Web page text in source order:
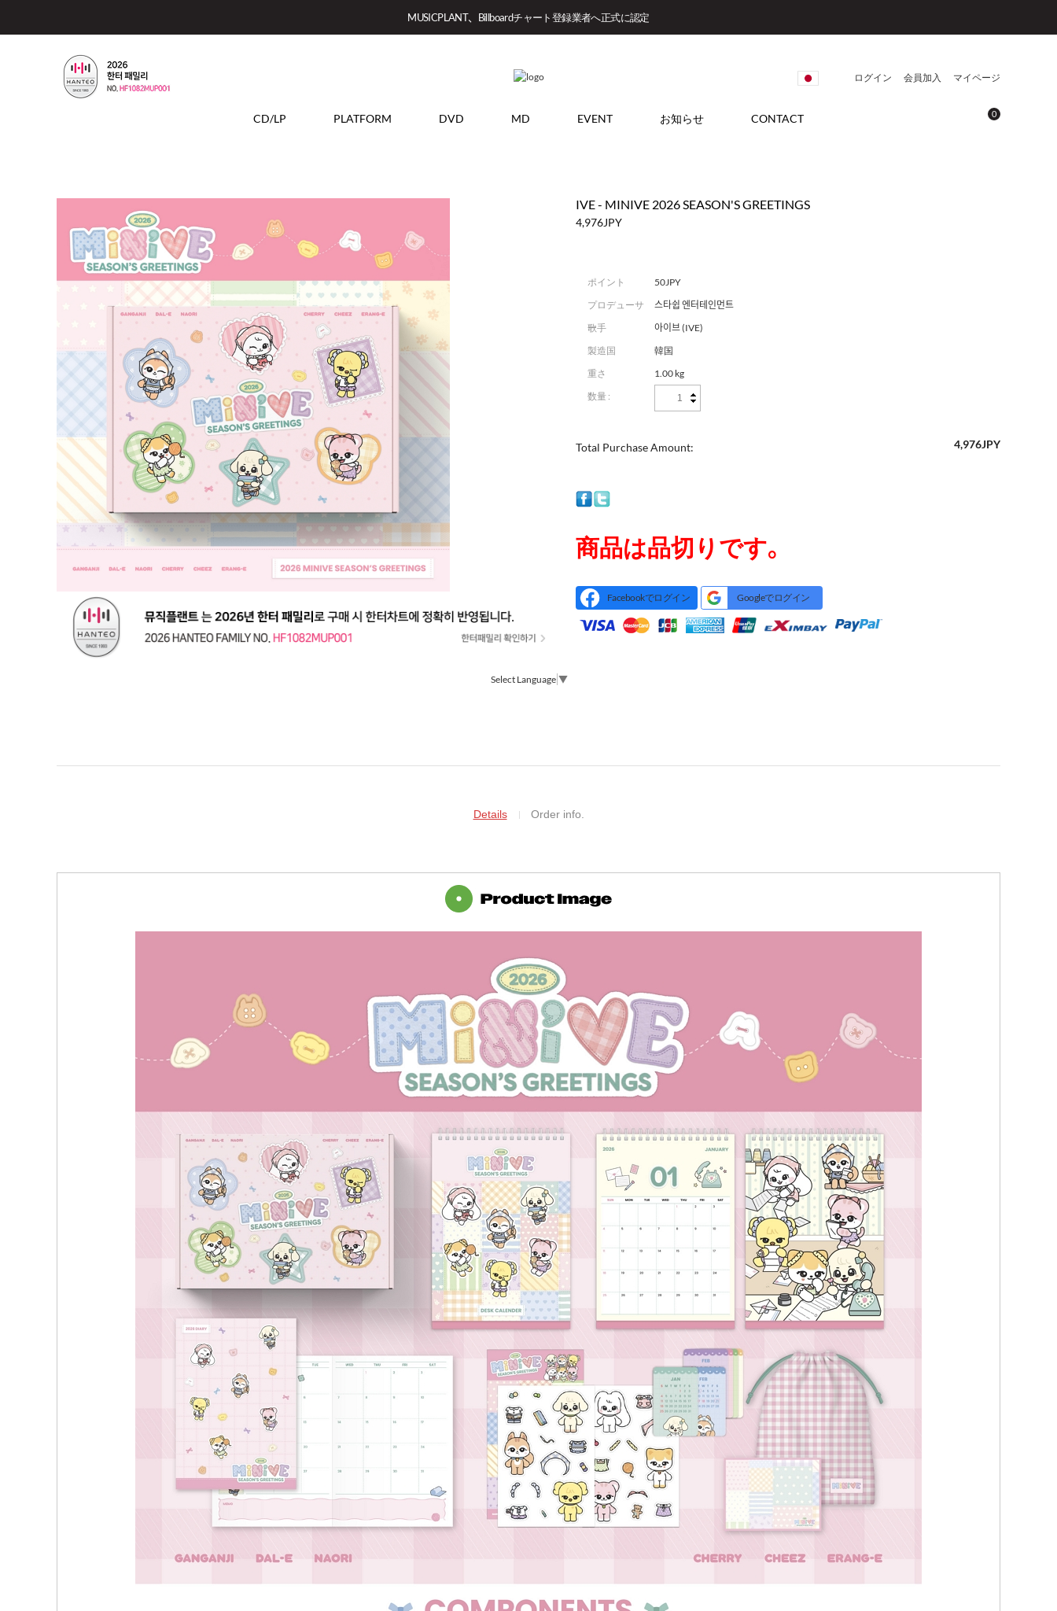
MUSICPLANT、Billboardチャート登録業者へ正式に認定
ログイン 会員加入 マイページ
CD/LP PLATFORM DVD MD EVENT お知らせ CONTACT 0
IVE - MINIVE 2026 SEASON'S GREETINGS
4,976JPY
ポイント
50JPY
プロデューサ
ー
스타쉽 엔터테인먼트
歌手
아이브 (IVE)
製造国
韓国
重さ
1.00 kg
数量 :
Total Purchase Amount: 4,976JPY
商品は品切りです。
Facebookでログイン Googleでログイン
Select Language ▼
Details Order info.